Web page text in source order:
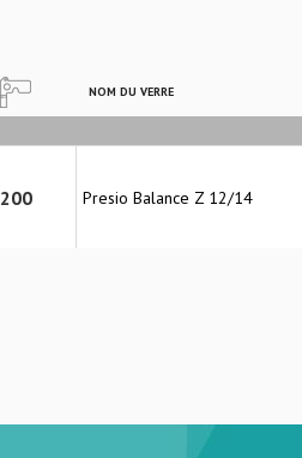
NOM DU VERRE
200 Presio Balance Z 12/14